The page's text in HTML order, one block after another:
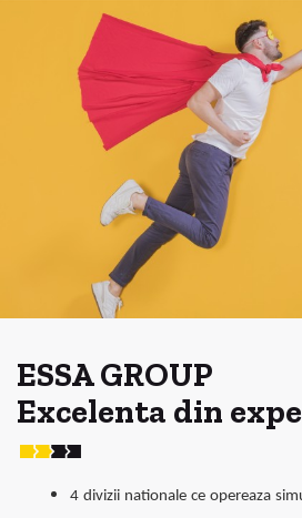
ESSA GROUP
Excelenta din
4 divizii nationale ce opereaza